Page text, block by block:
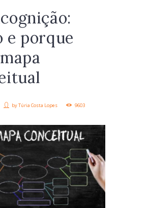
e porque
byTúria Costa Lopes
9603